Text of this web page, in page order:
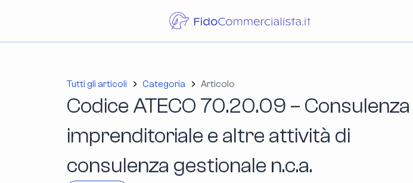
Tutti gli articoli Categoria Articolo
Codice ATECO 70.20.09 – Consulenza
imprenditoriale e altre attività di
consulenza gestionale n.c.a.